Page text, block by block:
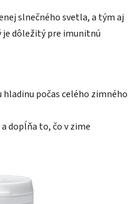
slnečného svetla, a tým aj
je dôležitý pre imunitnú
počas celého zimného
dopĺňa to, čo v zime